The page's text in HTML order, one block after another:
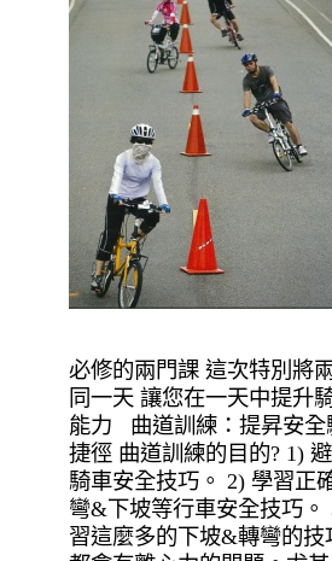
必修的兩門課 這次特別將
同一天 讓您在一天中提升
能力 曲道訓練：提昇安全
捷徑 曲道訓練的目的? 1)
騎車安全技巧。 2) 學習正
彎&下坡等行車安全技巧。
習這麼多的下坡&轉彎的技